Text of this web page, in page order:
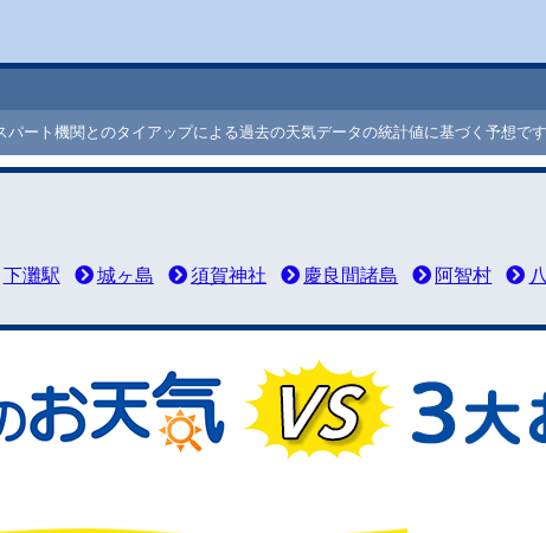
ート機関とのタイアップによる過去の天気データの統計値に基づく予想です
下灘駅 城ヶ島 須賀神社 慶良間諸島 阿智村